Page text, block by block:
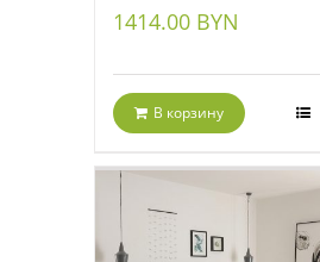
1414.00 BYN
В корзину